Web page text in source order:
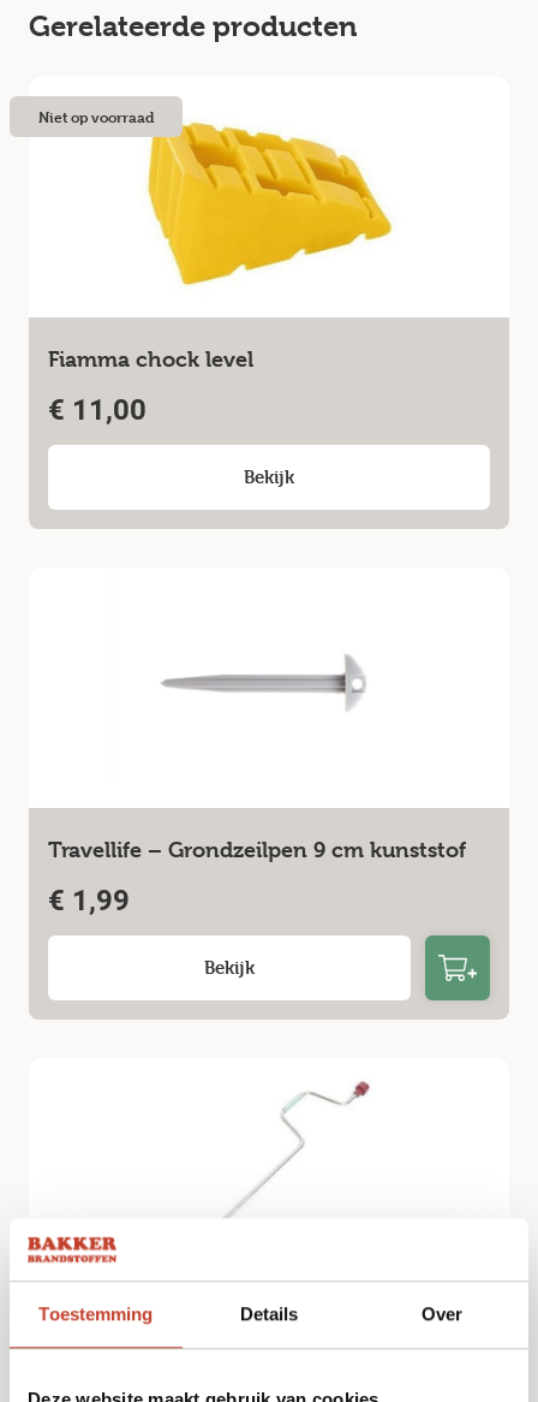
Toestemming Details Over
Gerelateerde producten
Fiamma chock level
€ 11,00
Bekijk
Niet op voorraad
Travellife – Grondzeilpen 9 cm kunststof
€ 1,99
Bekijk
€19,99